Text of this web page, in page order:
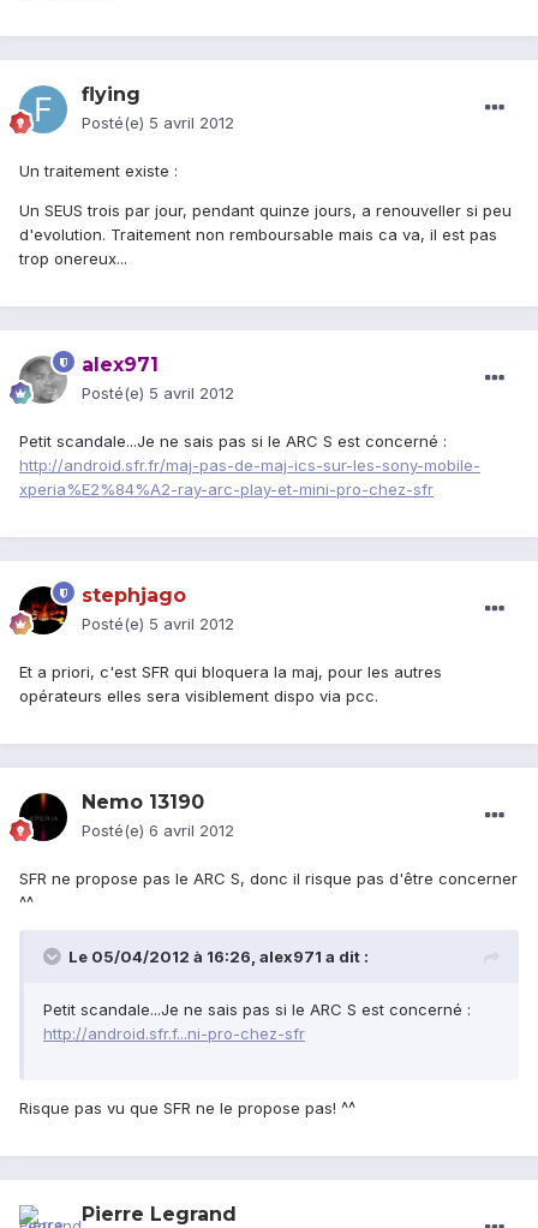
flying
Posté(e) 5 avril 2012
Un traitement existe :
Un SEUS trois par jour, pendant quinze jours, a renouveller si peu
d'evolution. Traitement non remboursable mais ca va, il est pas
trop onereux...
alex971
Posté(e) 5 avril 2012
Petit scandale...Je ne sais pas si le ARC S est concerné :
http://android.sfr.fr/maj-pas-de-maj-ics-sur-les-sony-mobile-
xperia%E2%84%A2-ray-arc-play-et-mini-pro-chez-sfr
stephjago
Posté(e) 5 avril 2012
Et a priori, c'est SFR qui bloquera la maj, pour les autres
opérateurs elles sera visiblement dispo via pcc.
Nemo 13190
Posté(e) 6 avril 2012
SFR ne propose pas le ARC S, donc il risque pas d'être concerner
^^
Le 05/04/2012 à 16:26, alex971 a dit :
Petit scandale...Je ne sais pas si le ARC S est concerné :
http://android.sfr.f...ni-pro-chez-sfr
Risque pas vu que SFR ne le propose pas! ^^
Pierre Legrand